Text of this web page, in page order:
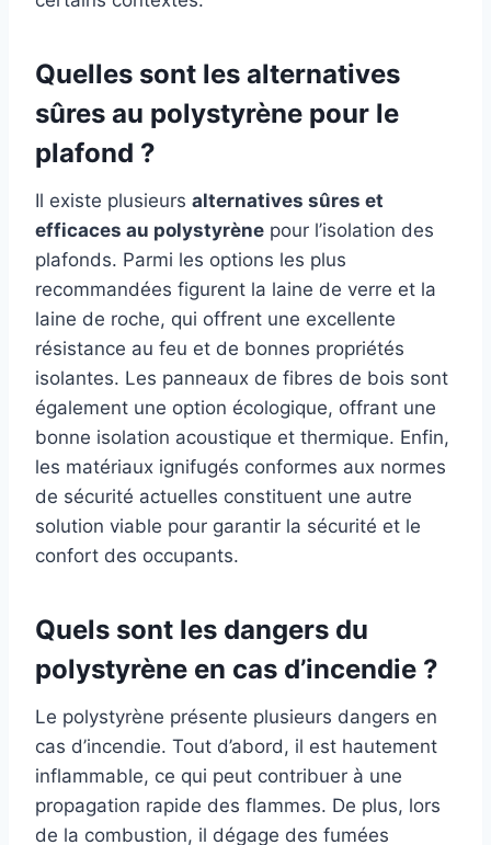
Quelles sont les alternatives
sûres au polystyrène pour le
plafond ?
Il existe plusieurs alternatives sûres et
efficaces au polystyrène pour l’isolation des
plafonds. Parmi les options les plus
recommandées figurent la laine de verre et la
laine de roche, qui offrent une excellente
résistance au feu et de bonnes propriétés
isolantes. Les panneaux de fibres de bois sont
également une option écologique, offrant une
bonne isolation acoustique et thermique. Enfin,
les matériaux ignifugés conformes aux normes
de sécurité actuelles constituent une autre
solution viable pour garantir la sécurité et le
confort des occupants.
Quels sont les dangers du
polystyrène en cas d’incendie ?
Le polystyrène présente plusieurs dangers en
cas d’incendie. Tout d’abord, il est hautement
inflammable, ce qui peut contribuer à une
propagation rapide des flammes. De plus, lors
de la combustion, il dégage des fumées